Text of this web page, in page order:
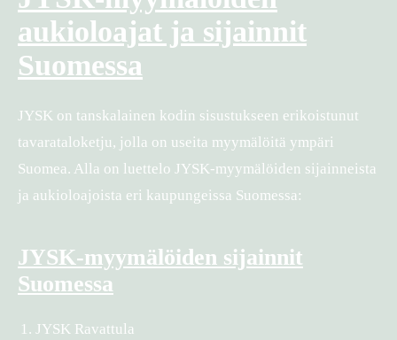
aukioloajat ja sijainnit
Suomessa
JYSK on tanskalainen kodin sisustukseen erikoistunut
tavarataloketju, jolla on useita myymälöitä ympäri
Suomea. Alla on luettelo JYSK-myymälöiden sijainneista
ja aukioloajoista eri kaupungeissa Suomessa:
JYSK-myymälöiden sijainnit
Suomessa
JYSK Ravattula